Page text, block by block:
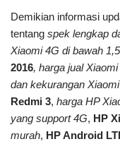
Demikian informasi
tentang spek lengkap
Xiaomi 4G di bawah
2016, harga jual
dan kekurangan
Redmi 3, harga HP
yang support 4G, HP
murah, HP Android